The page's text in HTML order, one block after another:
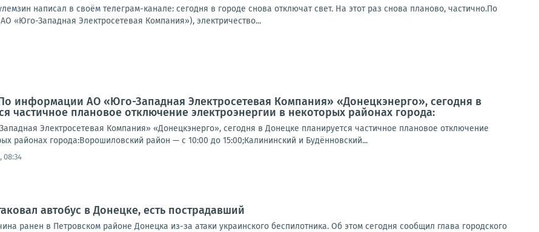
написал в своём телеграм-канале: сегодня в городе снова отключат свет. На этот раз снова планово, частично.По
«Юго-Западная Электросетевая Компания»), электричество...
информации АО «Юго-Западная Электросетевая Компания» «Донецкэнерго», сегодня в
частичное плановое отключение электроэнергии в некоторых районах города:
Электросетевая Компания» «Донецкэнерго», сегодня в Донецке планируется частичное плановое отключение
районах города:Ворошиловский район — с 10:00 до 15:00;Калининский и Будённовский...
08:34
автобус в Донецке, есть пострадавший
ранен в Петровском районе Донецка из-за атаки украинского беспилотника. Об этом сегодня сообщил глава городского